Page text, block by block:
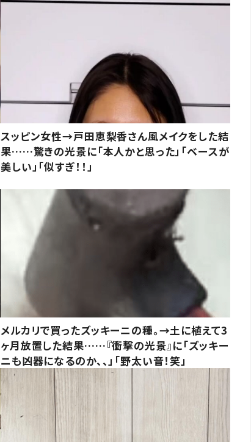
スッピン女性→戸田恵梨香さん風メイクをした結
果……驚きの光景に「本人かと思った」「ベースが
美しい」「似すぎ！！」
メルカリで買ったズッキーニの種。→土に植えて3
ヶ月放置した結果……『衝撃の光景』に「ズッキー
ニも凶器になるのか、、」「野太い音！笑」